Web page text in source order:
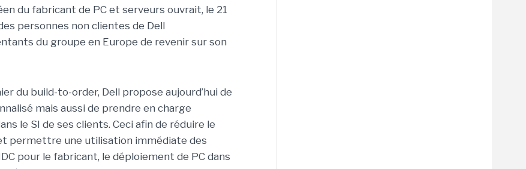
du fabricant de PC et serveurs ouvrait, le 21
personnes non clientes de Dell
du groupe en Europe de revenir sur son
du build-to-order, Dell propose aujourd’hui de
mais aussi de prendre en charge
le SI de ses clients. Ceci afin de réduire le
permettre une utilisation immédiate des
pour le fabricant, le déploiement de PC dans